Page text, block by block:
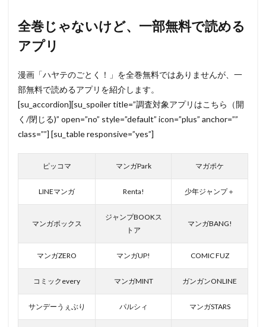
全巻じゃないけど、一部無料で読める
アプリ
漫画「ハヤテのごとく！」を全巻無料ではありませんが、一
部無料で読めるアプリを紹介します。
[su_accordion][su_spoiler title=”調査対象アプリはこちら（開
く/閉じる)” open=”no” style=”default” icon=”plus” anchor=””
class=””] [su_table responsive=”yes”]
ピッコマ マンガPark マガポケ
LINEマンガ Renta! 少年ジャンプ＋
マンガボックス
ジャンプBOOKス
トア
マンガBANG!
マンガZERO マンガUP! COMIC FUZ
コミックevery マンガMINT ガンガンONLINE
サンデーうぇぶり パルシィ マンガSTARS